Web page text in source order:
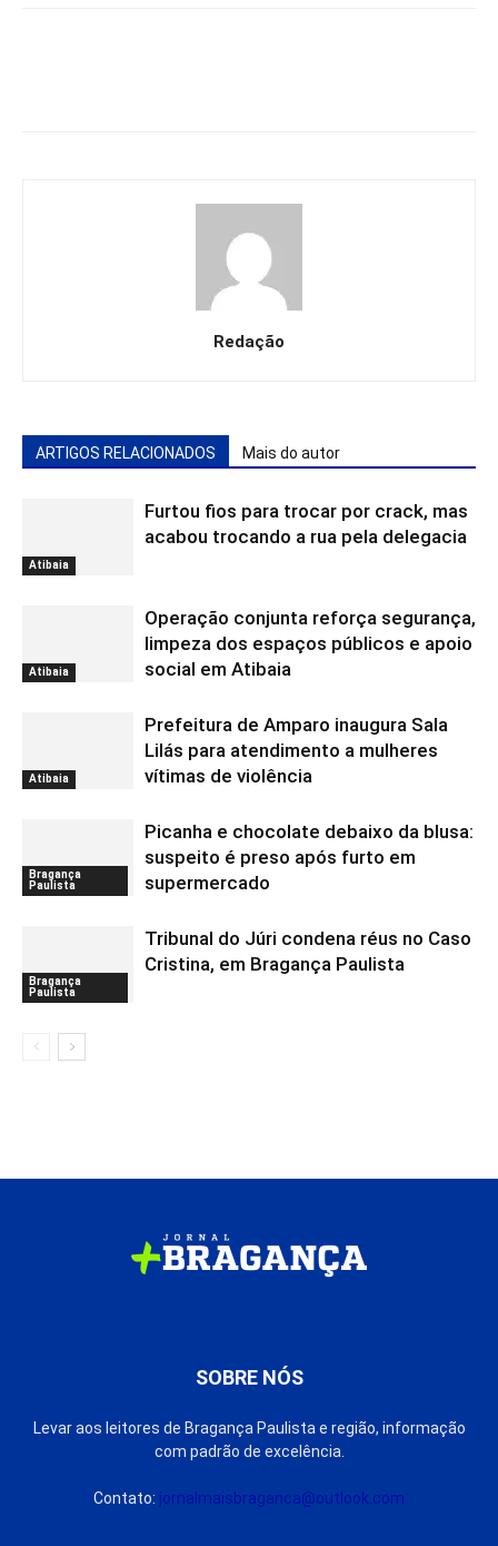
Redação
ARTIGOS RELACIONADOS Mais do autor
Atibaia
Furtou fios para trocar por crack, mas
acabou trocando a rua pela delegacia
Atibaia
Operação conjunta reforça segurança,
limpeza dos espaços públicos e apoio
social em Atibaia
Atibaia
Prefeitura de Amparo inaugura Sala
Lilás para atendimento a mulheres
vítimas de violência
Bragança
Paulista
Picanha e chocolate debaixo da blusa:
suspeito é preso após furto em
supermercado
Bragança
Paulista
Tribunal do Júri condena réus no Caso
Cristina, em Bragança Paulista
SOBRE NÓS
Levar aos leitores de Bragança Paulista e região, informação
com padrão de excelência.
Contato: jornalmaisbraganca@outlook.com